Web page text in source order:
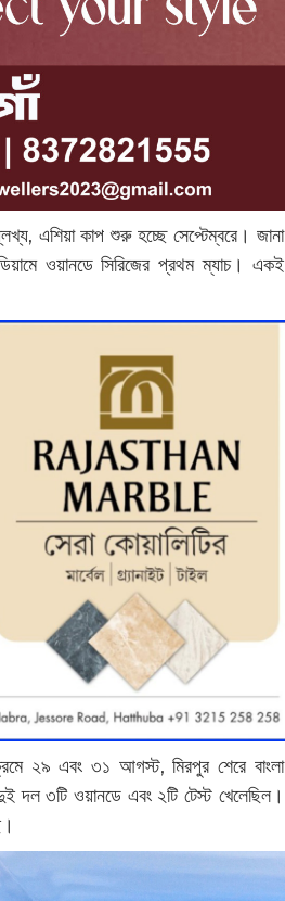
এশিয়া কাপ শুরু হচ্ছে সেপ্টেম্বরে। জানা
ওয়ানডে সিরিজের প্রথম ম্যাচ। একই
২৯ এবং ৩১ আগস্ট, মিরপুর শেরে বাংলা
দল ৩টি ওয়ানডে এবং ২টি টেস্ট খেলেছিল।